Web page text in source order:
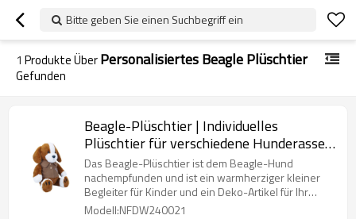
Bitte geben Sie einen Suchbegriff ein
1 Produkte ÜberPersonalisiertes Beagle Plüschtier
Gefunden
Beagle-Plüschtier | Individuelles
Plüschtier für verschiedene Hunderassen
| Kleidungszubehör kann ausgetauscht
werden
Das Beagle-Plüschtier ist dem Beagle-Hund
nachempfunden und ist ein warmherziger kleiner
Begleiter für Kinder und ein Deko-Artikel für Ihr
Zuhause.
Modell:NFDW240021